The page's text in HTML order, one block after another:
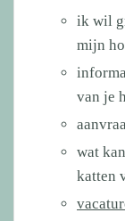
ik wil
mijn
van je
wat
katten